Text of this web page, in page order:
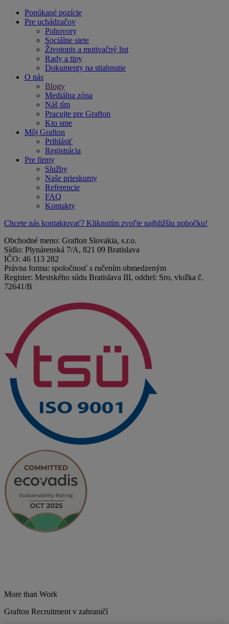
Ponúkané pozície
Pre uchádzačov
Pohovory
Sociálne siete
Životopis a motivačný list
Rady a tipy
Dokumenty na stiahnutie
O nás
Blogy
Mediálna zóna
Náš tím
Pracujte pre Grafton
Kto sme
Môj Grafton
Prihlásiť
Registrácia
Pre firmy
Služby
Naše prieskumy
Referencie
FAQ
Kontakty
Chcete nás kontaktovať? Kliknutím zvoľte najbližšiu pobočku!
Obchodné meno: Grafton Slovakia, s.r.o.
Sídlo: Plynárenská 7/A, 821 09 Bratislava
IČO: 46 113 282
Právna forma: spoločnosť s ručením obmedzeným
Register: Mestského súdu Bratislava III, oddiel: Sro, vložka č.
72641/B
More than Work
Grafton Recruitment v zahraničí